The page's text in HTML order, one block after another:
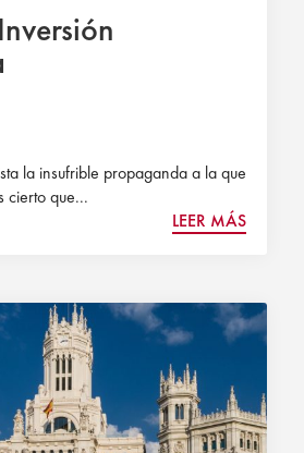
la insufrible propaganda a la que
cierto que...
LEER MÁS